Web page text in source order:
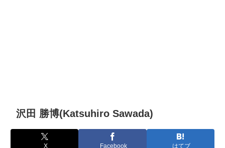
沢田 勝博(Katsuhiro Sawada)
X Facebook はてブ